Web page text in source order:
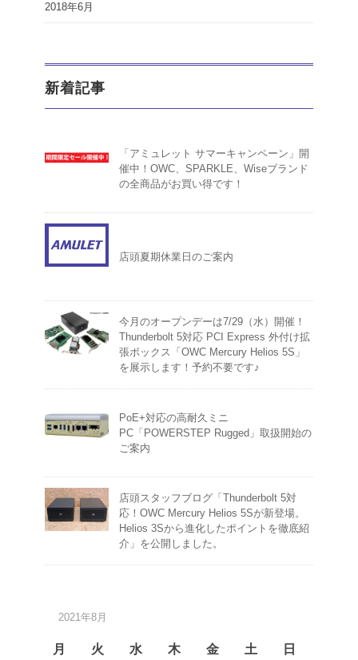
2018年6月
新着記事
「アミュレット サマーキャンペーン」開
催中！OWC、SPARKLE、Wiseブランド
の全商品がお買い得です！
店頭夏期休業日のご案内
今月のオープンデーは7/29（水）開催！
Thunderbolt 5対応 PCI Express 外付け拡
張ボックス「OWC Mercury Helios 5S」
を展示します！予約不要です♪
PoE+対応の高耐久ミニ
PC「POWERSTEP Rugged」取扱開始の
ご案内
店頭スタッフブログ「Thunderbolt 5対
応！OWC Mercury Helios 5Sが新登場。
Helios 3Sから進化したポイントを徹底紹
介」を公開しました。
2021年8月
月 火 水 木 金 土 日